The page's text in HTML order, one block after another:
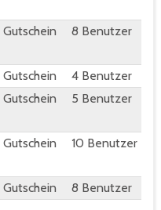
Gutschein 8 Benutzer
Gutschein
4 Benutzer
Gutschein 5 Benutzer
Gutschein 10 Benutzer
Gutschein 8 Benutzer